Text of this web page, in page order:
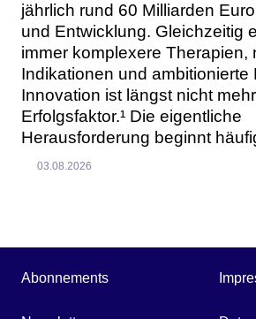
jährlich rund 60 Milliarden
und Entwicklung. Gleichzeitig
immer komplexere Therapien,
Indikationen und ambitionierte
Innovation ist längst nicht
Erfolgsfaktor.¹ Die eigentliche
Herausforderung beginnt
03.08.2026
Abonnements